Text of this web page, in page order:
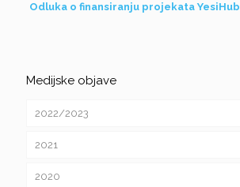
Odluka o finansiranju projekata YesiHub
Medijske objave
2022/2023
2021
2020